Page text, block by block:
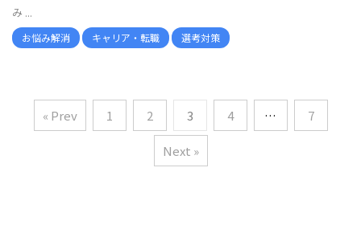
み ...
お悩み解消 キャリア・転職 選考対策
« Prev 1 2 3 4 … 7
Next »